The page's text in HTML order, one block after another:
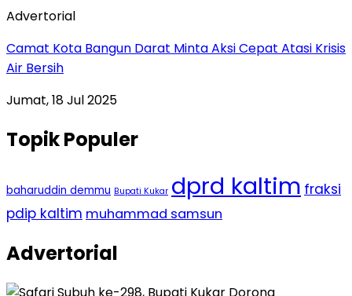
Advertorial
Camat Kota Bangun Darat Minta Aksi Cepat Atasi Krisis
Air Bersih
Jumat, 18 Jul 2025
Topik Populer
baharuddin demmu Bupati Kukar dprd kaltim fraksi
pdip kaltim muhammad samsun
Advertorial